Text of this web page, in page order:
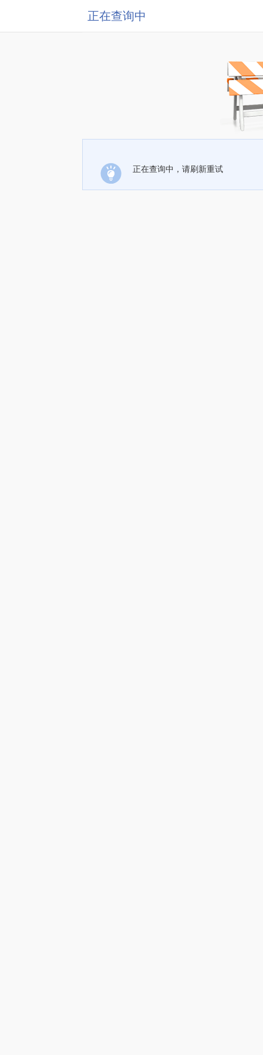
正在查询中
正在查询中，请刷新重试